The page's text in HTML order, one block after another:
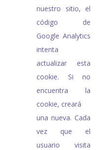
nuestro sitio, el
código de
Google Analytics
intenta
actualizar esta
cookie. Si no
encuentra la
cookie, creará
una nueva. Cada
vez que el
usuario visita